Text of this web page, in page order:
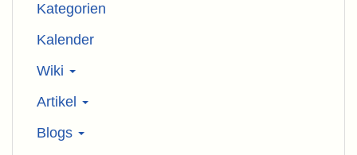
Kategorien
Kalender
Wiki
Artikel
Blogs